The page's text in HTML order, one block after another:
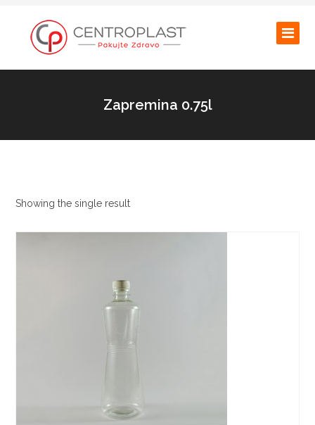
Zapremina 0.75l
Showing the single result